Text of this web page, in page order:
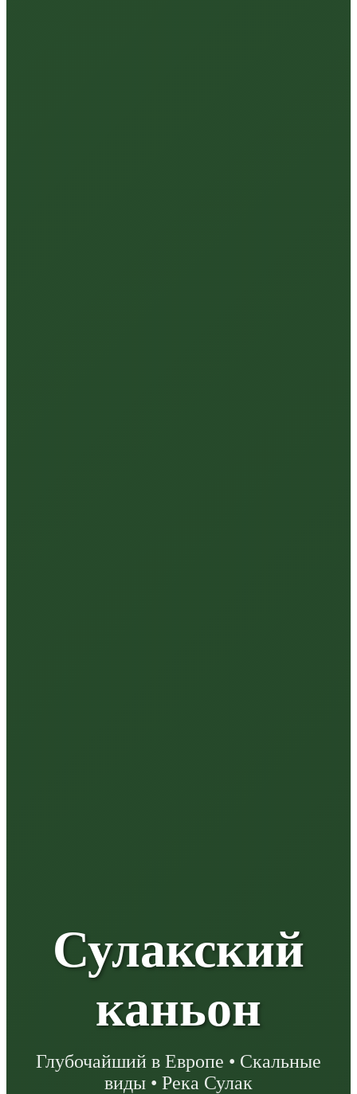
Сулакский
каньон
Глубочайший в Европе • Скальные
виды • Река Сулак